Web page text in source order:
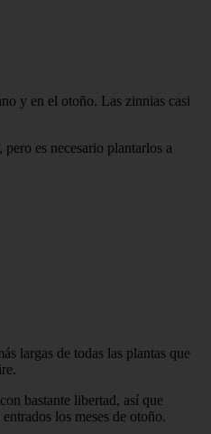
y en el otoño. Las zinnias casi
es necesario plantarlos a
largas de todas las plantas que
bastante libertad, así que
los meses de otoño.